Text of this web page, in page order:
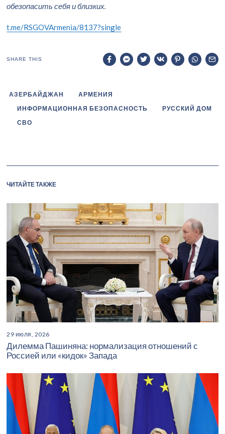
обезопасить себя и близких.
t.me/RSGOVArmenia/8137?single
SHARE THIS
АЗЕРБАЙДЖАН
АРМЕНИЯ
ИНФОРМАЦИОННАЯ БЕЗОПАСНОСТЬ
РУССКИЙ ДОМ
СВО
ЧИТАЙТЕ ТАКЖЕ
29 июля, 2026
Дилемма Пашиняна: нормализация отношений с
Россией или «кидок» Запада